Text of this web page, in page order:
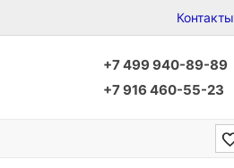
Контакты
+7 499 940-89-89
+7 916 460-55-23